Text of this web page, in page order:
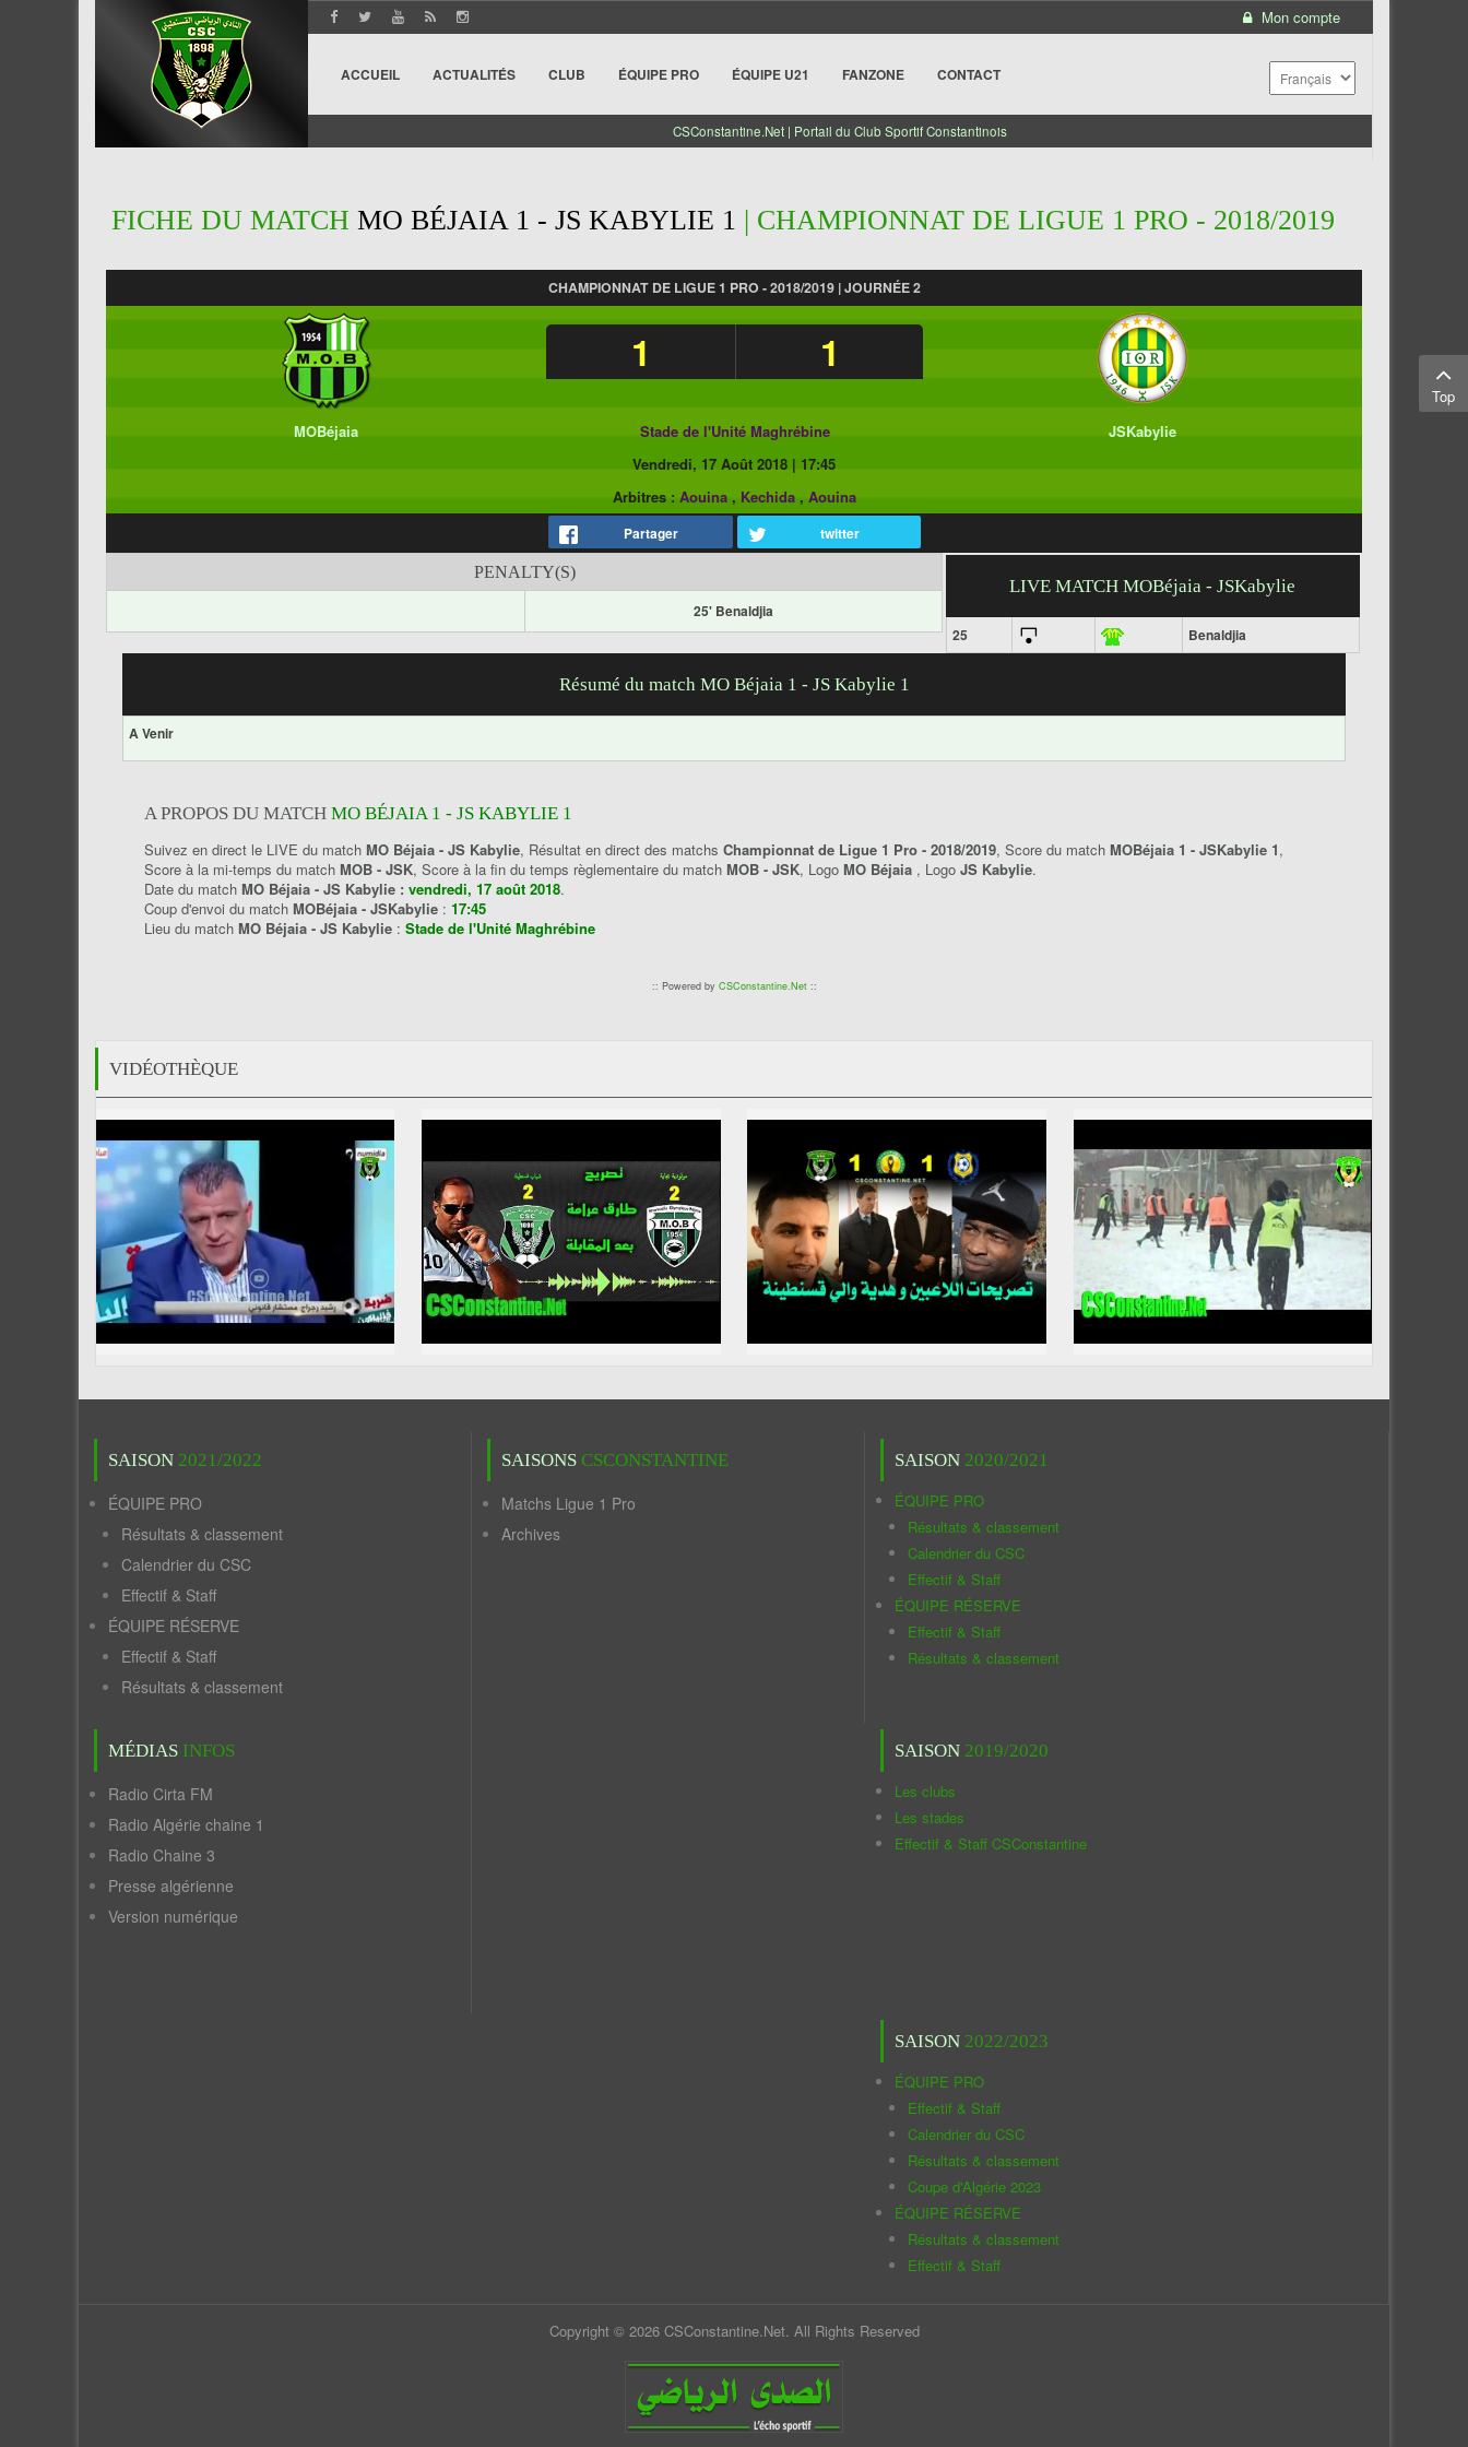
Mon compte
ACCUEIL ACTUALITÉS CLUB ÉQUIPE PRO ÉQUIPE U21 FANZONE CONTACT
CSConstantine.Net | Portail du Club Sportif Constantinois
FICHE DU MATCH MO BÉJAIA 1 - JS KABYLIE 1 | CHAMPIONNAT DE LIGUE 1 PRO - 2018/2019
CHAMPIONNAT DE LIGUE 1 PRO - 2018/2019 | JOURNÉE 2
1 1
MOBéjaia Stade de l'Unité Maghrébine
JSKabylie
Vendredi, 17 Août 2018 | 17:45
Arbitres : Aouina, Kechida, Aouina
Partager twitter
PENALTY(S)
25' Benaldjia
LIVE MATCH MOBéjaia - JSKabylie
25 Benaldjia
Résumé du match MO Béjaia 1 - JS Kabylie 1
A Venir
A PROPOS DU MATCH MO BÉJAIA 1 - JS KABYLIE 1
Suivez en direct le LIVE du match MO Béjaia - JS Kabylie, Résultat en direct des matchs Championnat de Ligue 1 Pro - 2018/2019, Score du match MOBéjaia 1 - JSKabylie 1,
Score à la mi-temps du match MOB - JSK, Score à la fin du temps règlementaire du match MOB - JSK, Logo MO Béjaia , Logo JS Kabylie.
Date du match MO Béjaia - JS Kabylie : vendredi, 17 août 2018.
Coup d'envoi du match MOBéjaia - JSKabylie : 17:45
Lieu du match MO Béjaia - JS Kabylie : Stade de l'Unité Maghrébine
:: Powered by CSConstantine.Net::
VIDÉOTHÈQUE
SAISON 2021/2022
ÉQUIPE PRO
Résultats & classement
Calendrier du CSC
Effectif & Staff
ÉQUIPE RÉSERVE
Effectif & Staff
Résultats & classement
MÉDIAS INFOS
Radio Cirta FM
Radio Algérie chaine 1
Radio Chaine 3
Presse algérienne
Version numérique
SAISONS CSCONSTANTINE
Matchs Ligue 1 Pro
Archives
SAISON 2020/2021
ÉQUIPE PRO
Résultats & classement
Calendrier du CSC
Effectif & Staff
ÉQUIPE RÉSERVE
Effectif & Staff
Résultats & classement
SAISON 2019/2020
Les clubs
Les stades
Effectif & Staff CSConstantine
SAISON 2022/2023
ÉQUIPE PRO
Effectif & Staff
Calendrier du CSC
Résultats & classement
Coupe d'Algérie 2023
ÉQUIPE RÉSERVE
Résultats & classement
Effectif & Staff
Copyright © 2026 CSConstantine.Net. All Rights Reserved
Top